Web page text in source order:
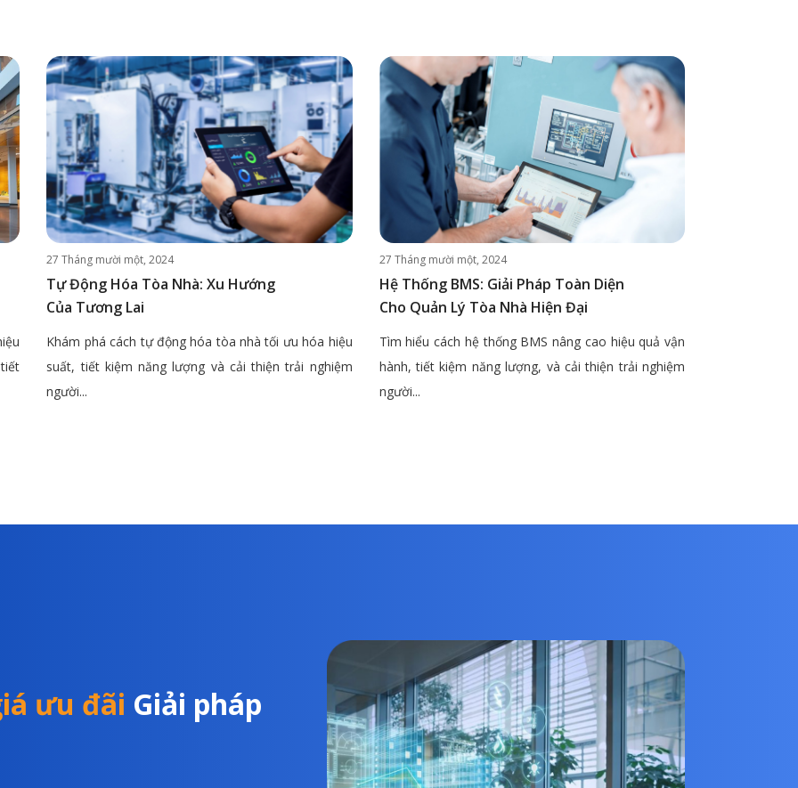
27 Tháng mười một, 2024
Tự Động Hóa Tòa Nhà: Xu Hướng
Của Tương Lai
Khám phá cách tự động hóa tòa nhà tối ưu hóa hiệu
suất, tiết kiệm năng lượng và cải thiện trải nghiệm
người...
27 Tháng mười một, 2024
Hệ Thống BMS: Giải Pháp Toàn Diện
Cho Quản Lý Tòa Nhà Hiện Đại
Tìm hiểu cách hệ thống BMS nâng cao hiệu quả vận
hành, tiết kiệm năng lượng, và cải thiện trải nghiệm
người...
ưu đãi Giải pháp